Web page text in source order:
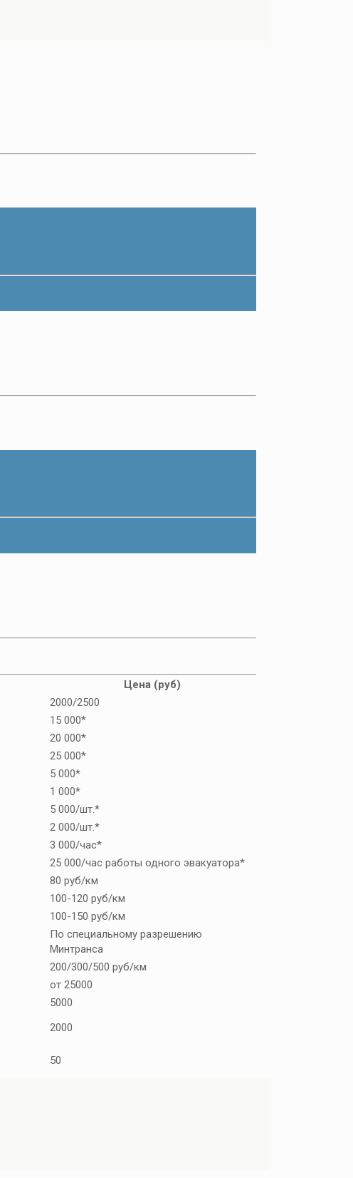
Цена (руб)
2000/2500
15 000*
20 000*
25 000*
5 000*
1 000*
5 000/шт.*
2 000/шт.*
3 000/час*
25 000/час работы одного эвакуатора*
80 руб/км
100-120 руб/км
100-150 руб/км
По специальному разрешению
Минтранса
200/300/500 руб/км
от 25000
5000
2000
50